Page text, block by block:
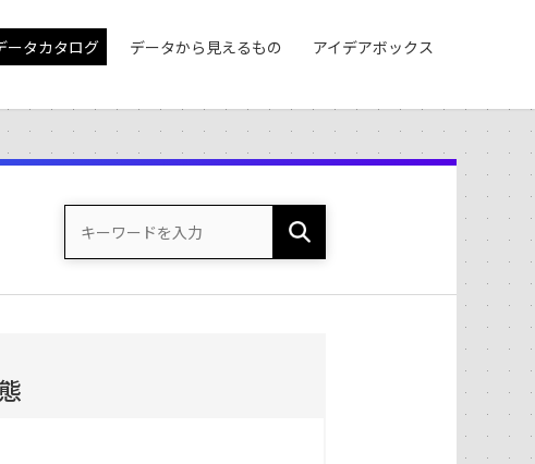
ータカタログ データから見えるもの アイデアボックス